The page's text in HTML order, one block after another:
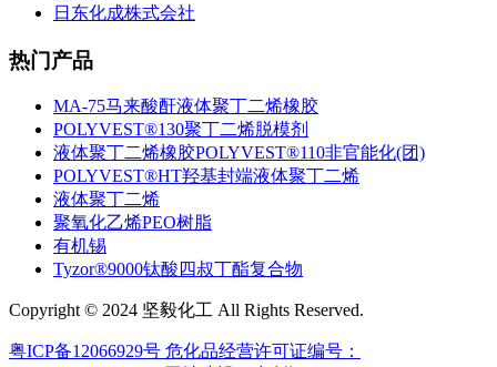
日东化成株式会社
热门产品
MA-75马来酸酐液体聚丁二烯橡胶
POLYVEST®130聚丁二烯脱模剂
液体聚丁二烯橡胶POLYVEST®110非官能化(团)
POLYVEST®HT羟基封端液体聚丁二烯
液体聚丁二烯
聚氧化乙烯PEO树脂
有机锡
Tyzor®9000钛酸四叔丁酯复合物
Copyright © 2024 坚毅化工 All Rights Reserved.
粤ICP备12066929号 危化品经营许可证编号：